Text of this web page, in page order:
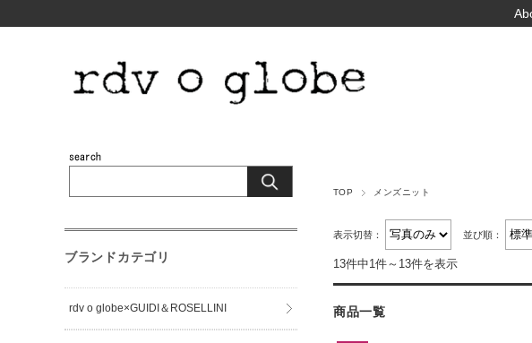
TOP メンズニット
表示切替： 並び順：
13件中1件～13件を表示
商品一覧
ブランドカテゴリ
rdv o globe×GUIDI＆ROSELLINI